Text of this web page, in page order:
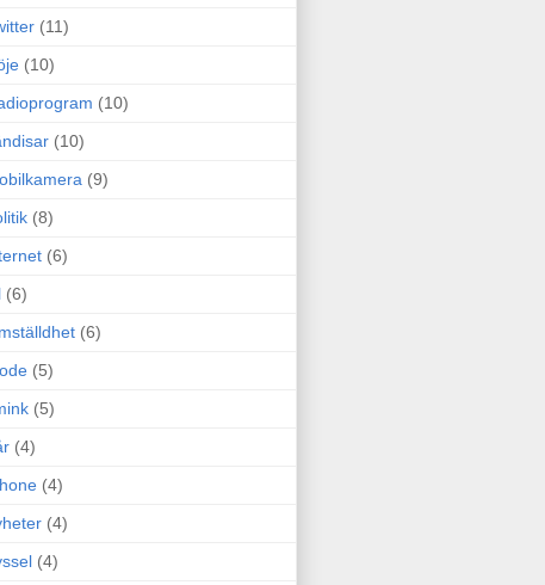
(11)
(10)
(10)
(10)
(9)
(8)
(6)
(6)
(6)
(5)
(5)
(4)
(4)
(4)
(4)